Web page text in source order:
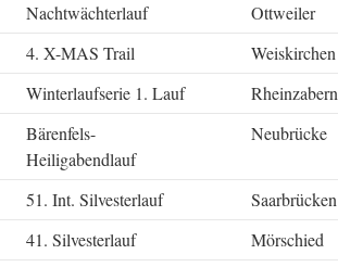
Nachtwächterlauf
Ottweiler
4. X-MAS Trail
Weiskirchen
Winterlaufserie 1. Lauf
Rheinzabern
Bärenfels-
Heiligabendlauf
Neubrücke
51. Int. Silvesterlauf
Saarbrücken
41. Silvesterlauf
Mörschied